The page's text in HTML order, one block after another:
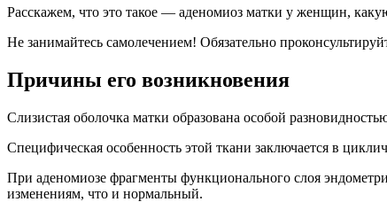
Расскажем, что это такое — аденомиоз матки у женщин,
Не занимайтесь самолечением! Обязательно
Причины его возникновения
Слизистая оболочка матки образована особой
Специфическая особенность этой ткани заключается в
При аденомиозе фрагменты функционального слоя
изменениям, что и нормальный.